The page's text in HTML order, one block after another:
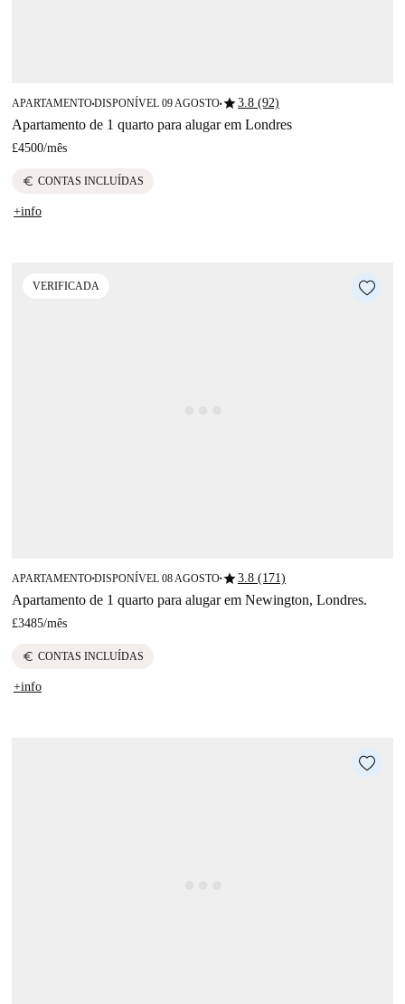
APARTAMENTO■DISPONÍVEL 09 AGOSTO■star3.8 (92)
Apartamento de 1 quarto para alugar em Londres
£4500/mês
euro CONTAS INCLUÍDAS
+info
VERIFICADA
APARTAMENTO■DISPONÍVEL 08 AGOSTO■star3.8 (171)
Apartamento de 1 quarto para alugar em Newington, Londres.
£3485/mês
euro CONTAS INCLUÍDAS
+info